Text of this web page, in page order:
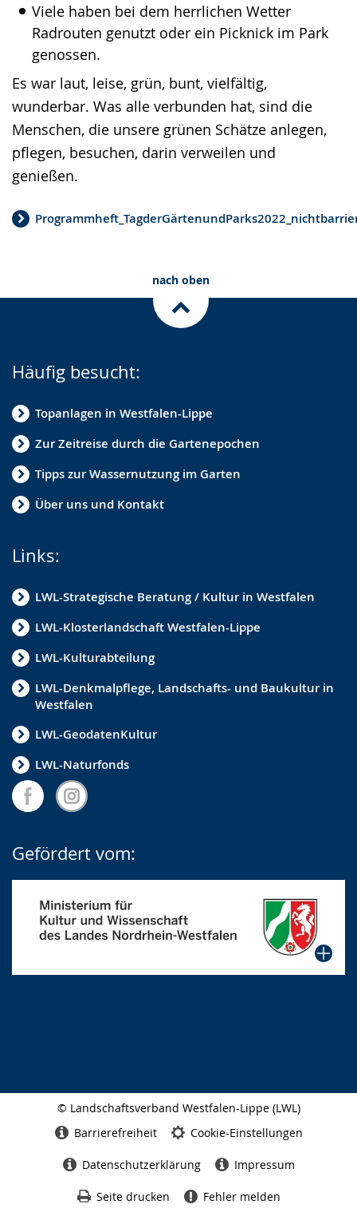
Viele haben bei dem herrlichen Wetter
Radrouten genutzt oder ein Picknick im Park
genossen.
Es war laut, leise, grün, bunt, vielfältig,
wunderbar. Was alle verbunden hat, sind die
Menschen, die unsere grünen Schätze anlegen,
pflegen, besuchen, darin verweilen und
genießen.
nach oben
Häufig besucht:
Topanlagen in Westfalen-Lippe
Zur Zeitreise durch die Gartenepochen
Tipps zur Wassernutzung im Garten
Über uns und Kontakt
Links:
LWL-Strategische Beratung / Kultur in Westfalen
LWL-Klosterlandschaft Westfalen-Lippe
LWL-Kulturabteilung
LWL-Denkmalpflege, Landschafts- und Baukultur in
Westfalen
LWL-GeodatenKultur
LWL-Naturfonds
Gefördert vom:
© Landschaftsverband Westfalen-Lippe (LWL)
Barrierefreiheit Cookie-Einstellungen
Datenschutzerklärung Impressum
Seite drucken Fehler melden